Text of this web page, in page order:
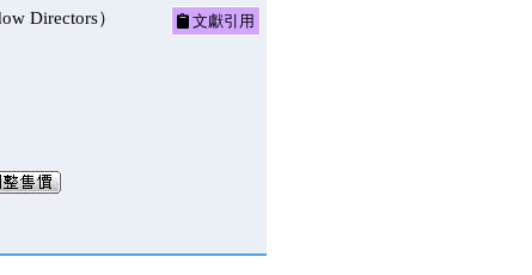
Directors） 文獻引用